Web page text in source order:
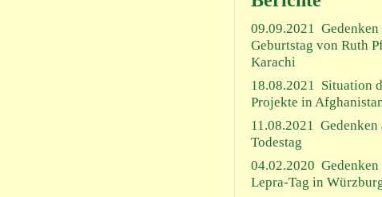
09.09.2021 Gedenken
Geburtstag von Ruth
Karachi
18.08.2021 Situation
Projekte in
11.08.2021
Todestag
04.02.2020
Lepra-Tag in